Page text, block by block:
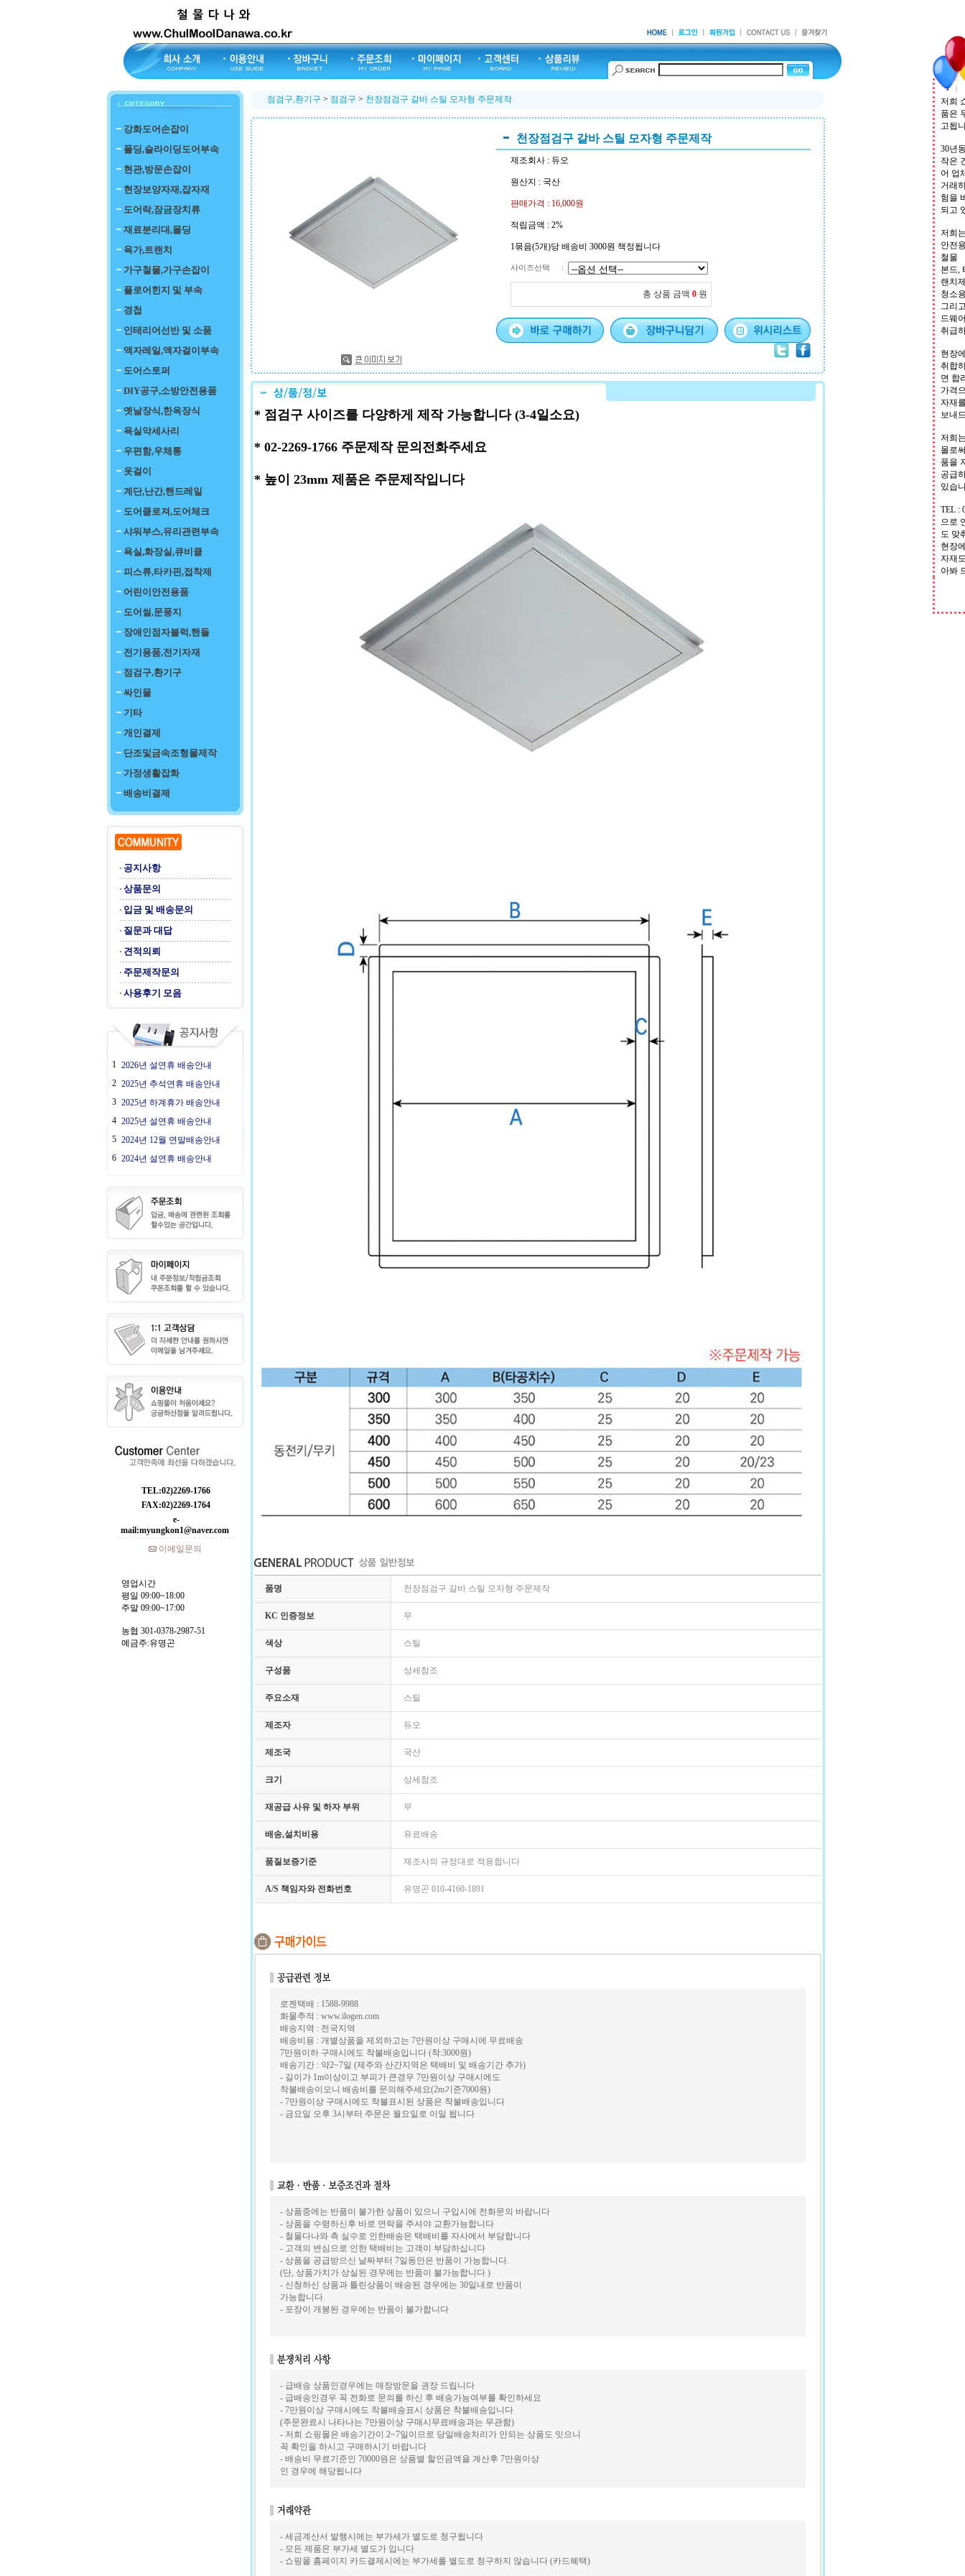
강화도어손잡이
폴딩,슬라이딩도어부속
현관,방문손잡이
현장보양자재,잡자재
도어락,잠금장치류
재료분리대,몰딩
육가,트랜치
가구철물,가구손잡이
플로어힌지 및 부속
경첩
인테리어선반 및 소품
액자레일,액자걸이부속
도어스토퍼
DIY공구,소방안전용품
옛날장식,한옥장식
욕실악세사리
우편함,우체통
옷걸이
계단,난간,핸드레일
도어클로져,도어체크
샤워부스,유리관련부속
욕실,화장실,큐비클
피스류,타카핀,접착제
어린이안전용품
도어씰,문풍지
장애인점자블럭,핸들
전기용품,전기자재
점검구,환기구
싸인물
기타
개인결제
단조및금속조형물제작
가정생활잡화
배송비결제
공지사항
상품문의
입금 및 배송문의
질문과 대답
견적의뢰
주문제작문의
사용후기 모음
1 2026년 설연휴 배송안내
2 2025년 추석연휴 배송안내
3 2025년 하계휴가 배송안내
4 2025년 설연휴 배송안내
5 2024년 12월 연말배송안내
6 2024년 설연휴 배송안내
TEL:02)2269-1766
FAX:02)2269-1764
e-
mail:myungkon1@naver.com
이메일문의
영업시간
평일 09:00~18:00
주말 09:00~17:00
농협 301-0378-2987-51
예금주:유명곤
점검구,환기구 > 점검구 > 천장점검구 갈바 스틸 모자형 주문제작
천장점검구 갈바 스틸 모자형 주문제작
제조회사 : 듀오
원산지 : 국산
판매가격 : 16,000원
적립금액 : 2%
1묶음(5개)당 배송비 3000원 책정됩니다
사이즈선택 :
총 상품 금액 0 원
* 점검구 사이즈를 다양하게 제작 가능합니다 (3-4일소요)
* 02-2269-1766 주문제작 문의전화주세요
* 높이 23mm 제품은 주문제작입니다
품명 천장점검구 갈바 스틸 모자형 주문제작
KC 인증정보 무
색상 스틸
구성품 상세참조
주요소재 스틸
제조자 듀오
제조국 국산
크기 상세참조
재공급 사유 및 하자 부위 무
배송,설치비용 유료배송
품질보증기준 제조사의 규정대로 적용합니다
A/S 책임자와 전화번호 유명곤 010-4160-1891
로젠택배 : 1588-9988
화물추적 : www.ilogen.com
배송지역 : 전국지역
배송비용 : 개별상품을 제외하고는 7만원이상 구매시에 무료배송
7만원이하 구매시에도 착불배송입니다 (착:3000원)
배송기간 : 약2~7일 (제주와 산간지역은 택배비 및 배송기간 추가)
- 길이가 1m이상이고 부피가 큰경우 7만원이상 구매시에도
착불배송이오니 배송비를 문의해주세요(2m기준7000원)
- 7만원이상 구매시에도 착불표시된 상품은 착불배송입니다
- 금요일 오후 3시부터 주문은 월요일로 이일 됩니다
- 상품중에는 반품이 불가한 상품이 있으니 구입시에 전화문의 바랍니다
- 상품을 수령하신후 바로 연락을 주셔야 교환가능합니다
- 철물다나와 측 실수로 인한배송은 택배비를 자사에서 부담합니다
- 고객의 변심으로 인한 택배비는 고객이 부담하십니다
- 상품을 공급받으신 날짜부터 7일동안은 반품이 가능합니다.
(단, 상품가치가 상실된 경우에는 반품이 불가능합니다.)
- 신청하신 상품과 틀린상품이 배송된 경우에는 30일내로 반품이
가능합니다.
- 포장이 개봉된 경우에는 반품이 불가합니다
- 급배송 상품인경우에는 매장방문을 권장 드립니다
- 급배송인경우 꼭 전화로 문의를 하신 후 배송가능여부를 확인하세요
- 7만원이상 구매시에도 착불배송표시 상품은 착불배송입니다
(주문완료시 나타나는 7만원이상 구매시무료배송과는 무관함)
- 저희 쇼핑몰은 배송기간이 2~7일이므로 당일배송처리가 안되는 상품도 잇으니
꼭 확인을 하시고 구매하시기 바랍니다
- 배송비 무료기준인 70000원은 상품별 할인금액을 계산후 7만원이상
인 경우에 해당됩니다
- 세금계산서 발행시에는 부가세가 별도로 청구됩니다
- 모든 제품은 부가세 별도가 입니다
- 쇼핑몰 홈페이지 카드결제시에는 부가세를 별도로 청구하지 않습니다 (카드혜택)
저희
품은
고됩
30년
작은
어 업
거래
험을
되고
저희
안전
철물
본드,
랜치
청소
그리
드웨
취급
현장
취합
면 합
가격
자재
보내
저희
몰로
품을
공급
있습
TEL :
으로
도 맞
현장
자재
아봐